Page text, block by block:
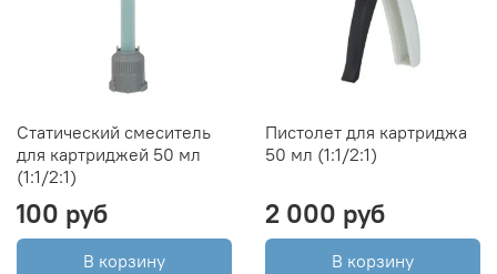
Статический смеситель
для картриджей 50 мл
(1:1/2:1)
100 руб
В корзину
Пистолет для картриджа
50 мл (1:1/2:1)
2 000 руб
В корзину